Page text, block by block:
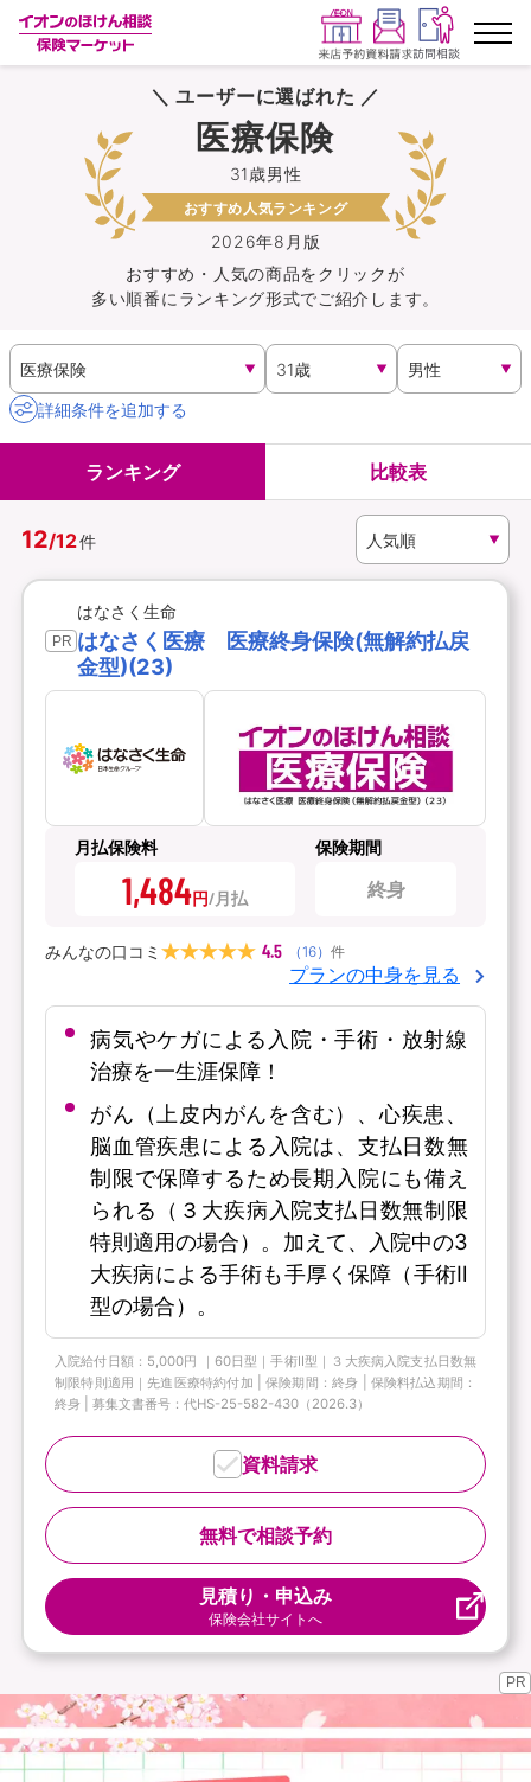
ランキングから探す
保険を比較する
保険会社から探す
イオンカード会員さま専用保険
キャンペーン一覧
イオングループ従業員さま向け
イオンカード会員さま専用保険
＼ ユーザーに選ばれた ／
2026年8月版
31歳男性
医療保険
おすすめ人気ランキング
おすすめ・人気の商品をクリックが
多い順番にランキング形式でご紹介します。
詳細条件を追加する
ランキング 比較表
12/12件
PR
はなさく生命
はなさく医療 医療終身保険(無解約払戻
金型)(23)
月払保険料
1,484円
保険期間
終身
みんなの口コミ 4.5 （ 16） 件
プランの中身を見る
病気やケガによる入院・手術・放射線
治療を一生涯保障！
がん（上皮内がんを含む）、心疾患、
脳血管疾患による入院は、支払日数無
制限で保障するため長期入院にも備え
られる（３大疾病入院支払日数無制限
特則適用の場合）。加えて、入院中の3
大疾病による手術も手厚く保障（手術Ⅱ
型の場合）。
入院給付日額：5,000円 ｜60日型｜手術Ⅱ型｜３大疾病入院支払日数無
制限特則適用｜先進医療特約付加 | 保険期間：終身 | 保険料払込期間：
終身 | 募集文書番号：代HS-25-582-430（2026.3）
無料で相談予約
資料請求
見積り・申込み
保険会社サイトへ
PR